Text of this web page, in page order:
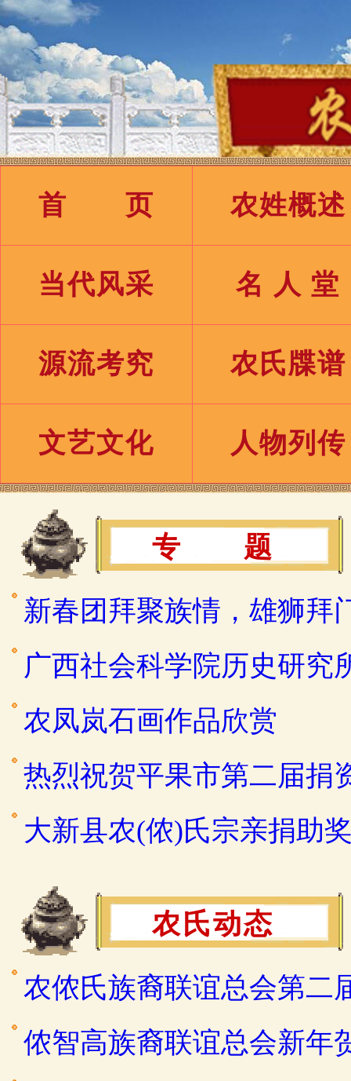
首 页 农姓概述
当代风采 名 人 堂
源流考究 农氏牒谱
文艺文化 人物列传
专 题
新春团拜聚族情，雄狮拜
广西社会科学院历史研
农凤岚石画作品欣赏
热烈祝贺平果市第二届
大新县农(侬)氏宗亲捐助
农氏动态
农侬氏族裔联谊总会第二
侬智高族裔联谊总会新年